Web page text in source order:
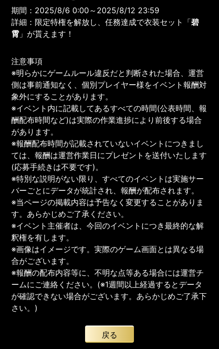
期間：2025/8/6 0:00～2025/8/12 23:59
詳細：限定特権を解放し、任務達成で衣装セット「碧
霄 」が貰えます！
注意事項
※明らかにゲームルール違反だと判断された場合、運営
側は事前通知なく、個別プレイヤー様をイベント報酬対
象外にすることがあります。
※イベント内に記載してあるすべての時間(公表時間、報
酬配布時間など)は実際の作業進捗により前後する場合
があります。
※報酬配布時間が記載されていないイベントにつきまし
ては、報酬は運営作業日にプレゼントを送付いたします
(応募手続きは不要です)。
※特別な説明がない限り、すべてのイベントは実施サー
バーごとにデータが統計され、報酬が配布されます。
※当ページの掲載内容は予告なく変更することがありま
す。あらかじめご了承ください。
※イベント主催者は、今回のイベントにつき最終的な解
釈権を有します。
※画像はイメージです。実際のゲーム画面とは異なる場
合がございます。
※報酬の配布内容等に、不明な点等ある場合には運営チ
ームにご連絡ください。(※1週間以上経過するとデータ
が確認できない場合がございます。あらかじめご了承下
さい。)
戻る